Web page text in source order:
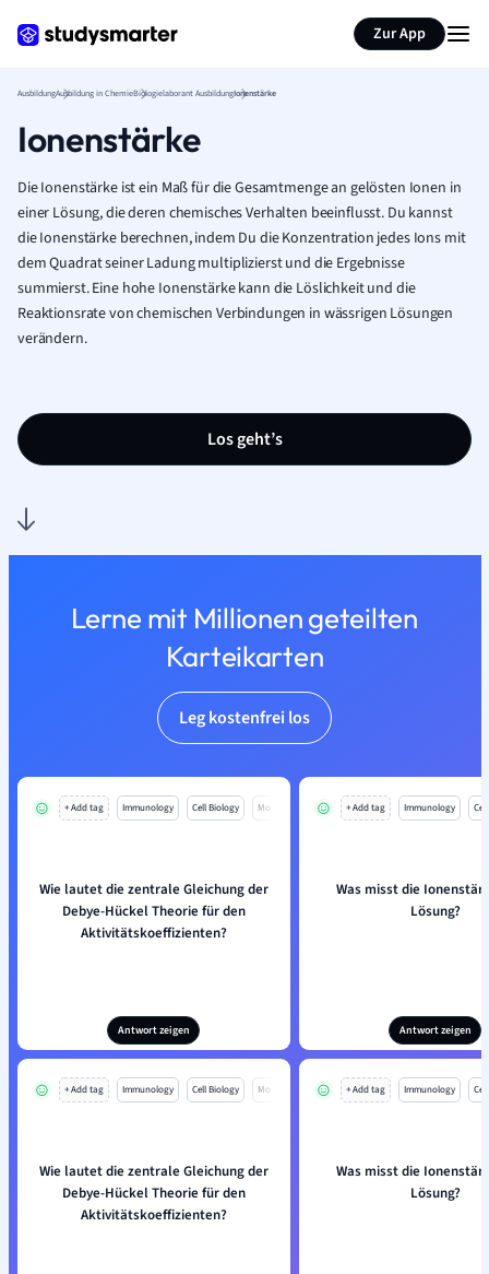
Zur App
AusbildungAusbildung in ChemieBiologielaborant AusbildungIonenstärke
Ionenstärke
Die Ionenstärke ist ein Maß für die Gesamtmenge an gelösten Ionen in
einer Lösung, die deren chemisches Verhalten beeinflusst. Du kannst
die Ionenstärke berechnen, indem Du die Konzentration jedes Ions mit
dem Quadrat seiner Ladung multiplizierst und die Ergebnisse
summierst. Eine hohe Ionenstärke kann die Löslichkeit und die
Reaktionsrate von chemischen Verbindungen in wässrigen Lösungen
verändern.
Los geht’s
Lerne mit Millionen geteilten
Karteikarten
Leg kostenfrei los
+ Add tag Immunology Cell Biology Mo
Wie lautet die zentrale Gleichung der
Debye-Hückel Theorie für den
Aktivitätskoeffizienten?
Antwort zeigen
+ Add tag Immunology
Was misst die
Lösung?
Antwort zeigen
+ Add tag Immunology Cell Biology Mo
Wie lautet die zentrale Gleichung der
Debye-Hückel Theorie für den
Aktivitätskoeffizienten?
+ Add tag Immunology
Was misst die
Lösung?